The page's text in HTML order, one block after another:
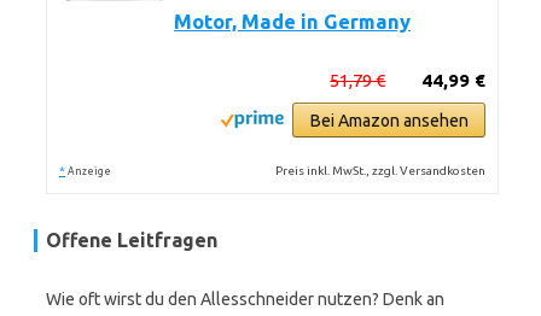
Motor, Made in Germany
44,99 €
51,79 €
Bei Amazon ansehen
* Anzeige Preis inkl. MwSt., zzgl. Versandkosten
Offene Leitfragen
Wie oft wirst du den Allesschneider nutzen? Denk an